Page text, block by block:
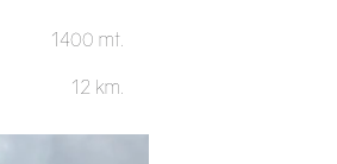
1400 mt.
12 km.